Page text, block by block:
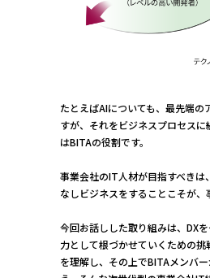
たとえばAIについても、最先端
すが、それをビジネスプロセス
はBITAの役割です。
事業会社のIT人材が目指すべき
なしビジネスをすることこそが
今回お話しした取り組みは、DX
力として根づかせていくための
を理解し、その上でBITAメンバ